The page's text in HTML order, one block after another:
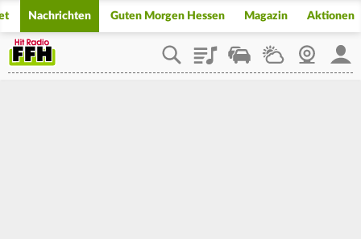
Nachrichten Guten Morgen Hessen Magazin Aktionen
PlaylistStaupilotWetterWebcam